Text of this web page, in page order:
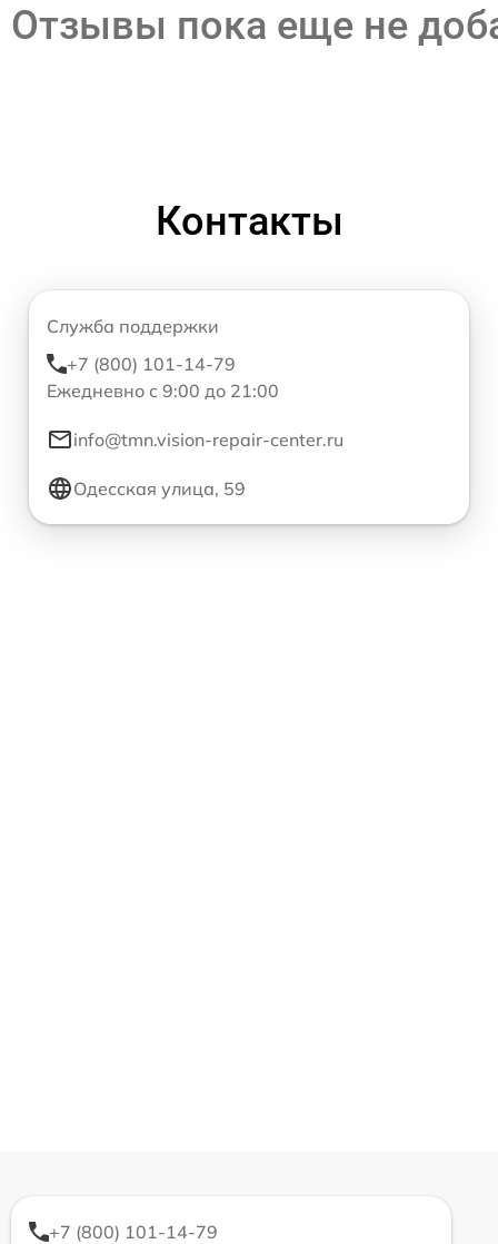
Отзывы пока еще не
Контакты
Служба поддержки
+7 (800) 101-14-79
Ежедневно с 9:00 до 21:00
info@tmn.vision-repair-center.ru
Одесская улица, 59
+7 (800) 101-14-79